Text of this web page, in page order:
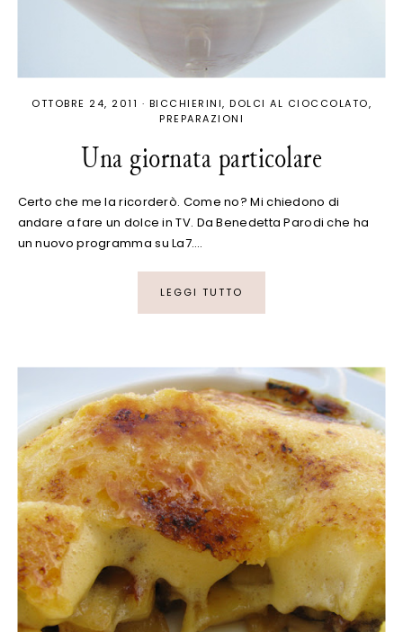
OTTOBRE 24, 2011 · BICCHIERINI
DOLCI AL CIOCCOLATO
PREPARAZIONI
Una giornata particolare
Certo che me la ricorderò. Come no? Mi chiedono di
andare a fare un dolce in TV. Da Benedetta Parodi che ha
un nuovo programma su La7.…
LEGGI TUTTO